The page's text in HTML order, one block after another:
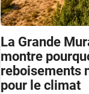
La Grande
montre
reboisements
pour le climat